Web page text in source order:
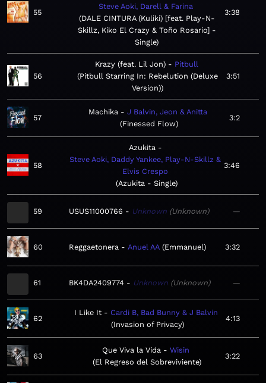
55
Steve Aoki, Darell & Farina
DALE CINTURA (Kuliki) [feat. Play-N-
Skillz, Kiko El Crazy & Toño Rosario] -
Single
3:38
56
Krazy (feat. Lil Jon)
Pitbull
Pitbull Starring In: Rebelution (Deluxe
Version)
3:51
57
Machika
J Balvin, Jeon & Anitta
Finessed Flow
3:2
58
Azukita
Steve Aoki, Daddy Yankee, Play-N-Skillz &
Elvis Crespo
Azukita - Single
3:46
59 USUS11000766 Unknown Unknown —
60 Reggaetonera Anuel AA Emmanuel 3:32
61 BK4DA2409774 Unknown Unknown —
62
I Like It
Cardi B, Bad Bunny & J Balvin
Invasion of Privacy
4:13
63
Que Viva la Vida
Wisin
El Regreso del Sobreviviente
3:22